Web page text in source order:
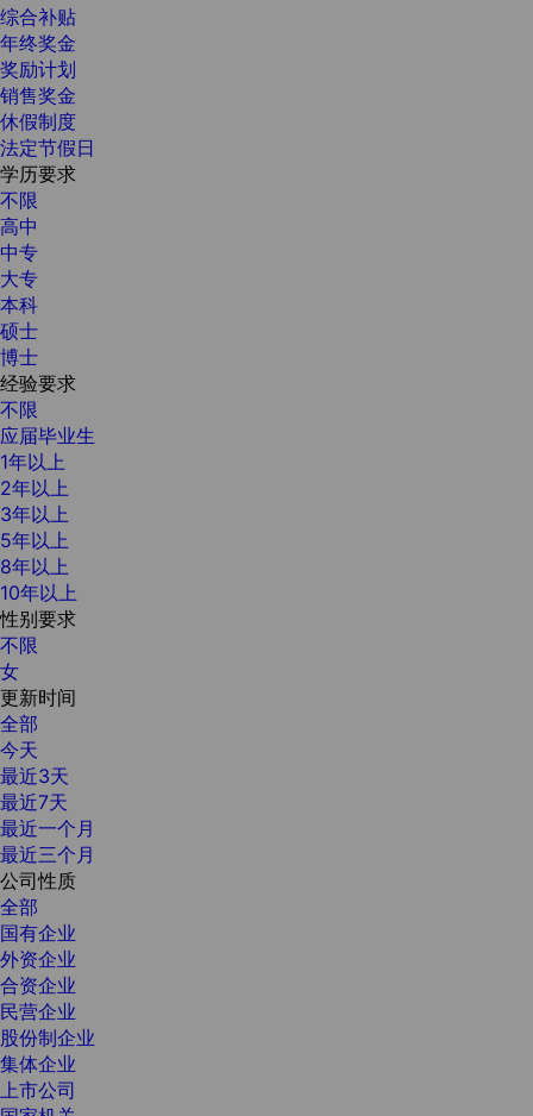
综合补贴
年终奖金
奖励计划
销售奖金
休假制度
法定节假日
学历要求
不限
高中
中专
大专
本科
硕士
博士
经验要求
不限
应届毕业生
1年以上
2年以上
3年以上
5年以上
8年以上
10年以上
性别要求
不限
女
更新时间
全部
今天
最近3天
最近7天
最近一个月
最近三个月
公司性质
全部
国有企业
外资企业
合资企业
民营企业
股份制企业
集体企业
上市公司